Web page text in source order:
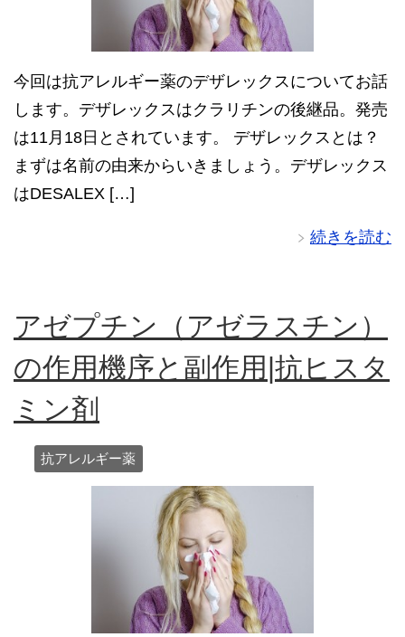
今回は抗アレルギー薬のデザレックスについてお話
します。デザレックスはクラリチンの後継品。発売
は11月18日とされています。 デザレックスとは？
まずは名前の由来からいきましょう。デザレックス
はDESALEX […]
続きを読む
アゼプチン（アゼラスチン）
の作用機序と副作用|抗ヒスタ
ミン剤
抗アレルギー薬